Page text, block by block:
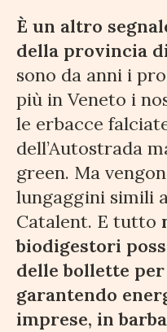
È un altro
della provincia
sono da anni i
più in Veneto i
le erbacce
dell’Autostrada
green. Ma
lungaggini simili
Catalent. E tutto
biodigestori
delle bollette
garantendo
imprese, in